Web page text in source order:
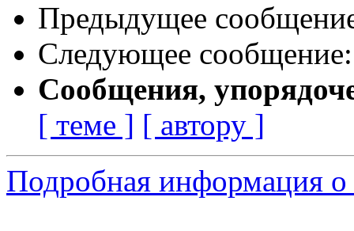
Предыдущее
Следующее
Сообщения,
[ теме ] [ автору ]
Подробная информация